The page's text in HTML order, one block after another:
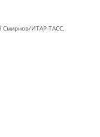
Смирнов/ИТАР-ТАСС,